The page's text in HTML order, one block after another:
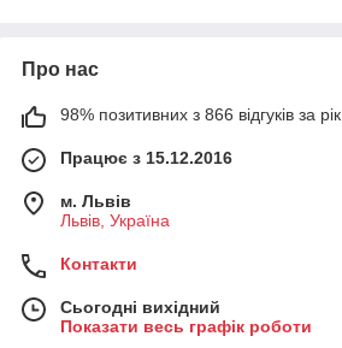
Про нас
98% позитивних з 866 відгуків за рік
Працює з 15.12.2016
м. Львів
Львів, Україна
Контакти
Сьогодні вихідний
Показати весь графік роботи